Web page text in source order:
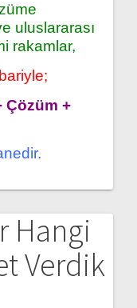
uluslararası
rakamlar,
Çözüm +
Hangi
Verdik